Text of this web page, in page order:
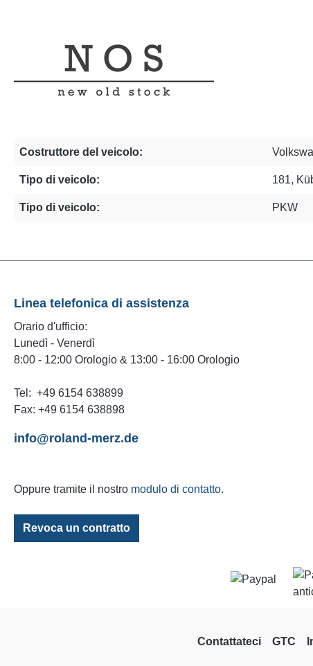
Costruttore del veicolo:
Tipo di veicolo: 181,
Tipo di veicolo: PKW
Linea telefonica di assistenza
Orario d'ufficio:
Lunedì - Venerdì
8:00 - 12:00 Orologio & 13:00 - 16:00 Orologio
Tel: +49 6154 638899
Fax: +49 6154 638898
info@roland-merz.de
Oppure tramite il nostro modulo di contatto.
Revoca un contratto
Contattateci GTC